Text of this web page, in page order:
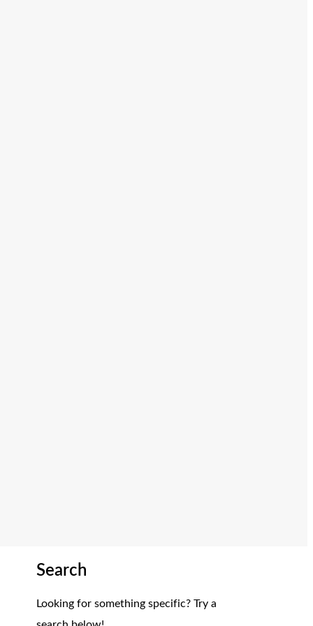
Search
Looking for something specific? Try a